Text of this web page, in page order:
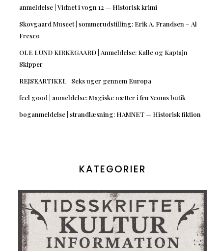
anmeldelse | Vidnet i vogn 12 — Historisk krimi
Skovgaard Museet | sommerudstilling: Erik A. Frandsen – Al
Fresco
OLE LUND KIRKEGAARD | Anmeldelse: Kalle og Kaptajn
Skipper
REJSEARTIKEL | Seks uger gennem Europa
feel good | anmeldelse: Magiske nætter i fru Yeoms butik
boganmeldelse | strandlæsning: HAMNET — Historisk fiktion
KATEGORIER